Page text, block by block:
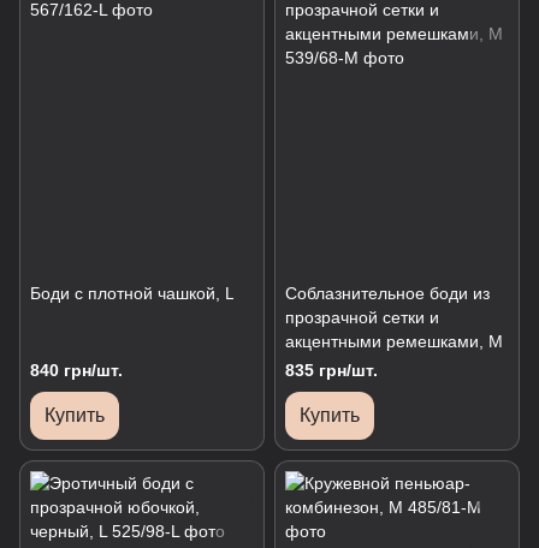
Боди с плотной чашкой, L
840 грн/шт.
Купить
Соблазнительное боди из
прозрачной сетки и
акцентными ремешками, М
835 грн/шт.
Купить